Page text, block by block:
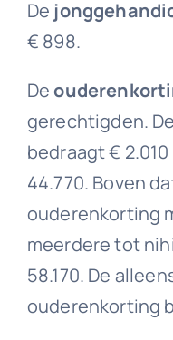
De
€ 898.
De
gerechtigden.
bedraagt €
44.770. Boven
ouderenkorting
meerdere tot
58.170. De
ouderenkorting